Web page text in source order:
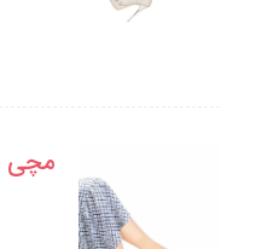
مچی 15 ساده